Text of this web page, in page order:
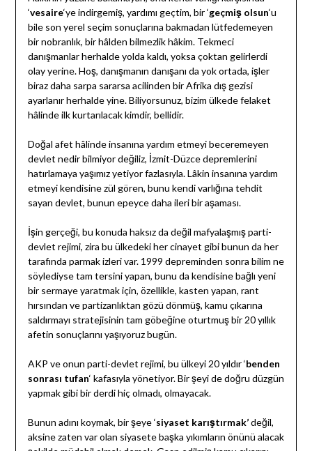
‘vesaire‘ye indirgemiş, yardımı geçtim, bir ‘geçmiş olsun‘u
bile son yerel seçim sonuçlarına bakmadan lütfedemeyen
bir nobranlık, bir hâlden bilmezlik hâkim. Tekmeci
danışmanlar herhalde yolda kaldı, yoksa çoktan gelirlerdi
olay yerine. Hoş, danışmanın danışanı da yok ortada, işler
biraz daha sarpa sararsa acilinden bir Afrika dış gezisi
ayarlanır herhalde yine. Biliyorsunuz, bizim ülkede felaket
hâlinde ilk kurtarılacak kimdir, bellidir.
Doğal afet hâlinde insanına yardım etmeyi beceremeyen
devlet nedir bilmiyor değiliz, İzmit-Düzce depremlerini
hatırlamaya yaşımız yetiyor fazlasıyla. Lâkin insanına yardım
etmeyi kendisine zül gören, bunu kendi varlığına tehdit
sayan devlet, bunun epeyce daha ileri bir aşaması.
İşin gerçeği, bu konuda haksız da değil mafyalaşmış parti-
devlet rejimi, zira bu ülkedeki her cinayet gibi bunun da her
tarafında parmak izleri var. 1999 depreminden sonra bilim ne
söylediyse tam tersini yapan, bunu da kendisine bağlı yeni
bir sermaye yaratmak için, özellikle, kasten yapan, rant
hırsından ve partizanlıktan gözü dönmüş, kamu çıkarına
saldırmayı stratejisinin tam göbeğine oturtmuş bir 20 yıllık
afetin sonuçlarını yaşıyoruz bugün.
AKP ve onun parti-devlet rejimi, bu ülkeyi 20 yıldır ‘benden
sonrası tufan‘ kafasıyla yönetiyor. Bir şeyi de doğru düzgün
yapmak gibi bir derdi hiç olmadı, olmayacak.
Bunun adını koymak, bir şeye ‘siyaset karıştırmak’değil,
aksine zaten var olan siyasete başka yıkımların önünü alacak